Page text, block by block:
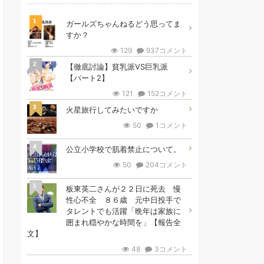
1
ガールズちゃんねるどう思ってま
すか？
129 937コメント
2
【徹底討論】貧乳派VS巨乳派
【パート2】
121 152コメント
3 火星旅行してみたいですか
50 1コメント
4 公立小学校で肌着禁止について。
50 204コメント
5
板東英二さんが２２日に死去 慢
性心不全 ８６歳 元中日投手で
タレントでも活躍「晩年は家族に
囲まれ穏やかな時間を」【報告全
文】
48 3コメント